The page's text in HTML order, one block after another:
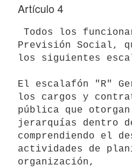
Artículo 4
Previsión Social,
los siguientes
El escalafón "R"
los cargos y
pública que
jerarquías dentro
comprendiendo el
actividades de
organización,